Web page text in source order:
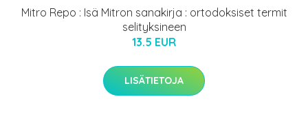
Mitro Repo : Isä Mitron sanakirja : ortodoksiset termit
selityksineen
13.5 EUR
LISÄTIETOJA